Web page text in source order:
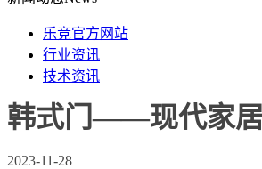
乐竞官方网站
行业资讯
技术资讯
韩式门——现代家
2023-11-28